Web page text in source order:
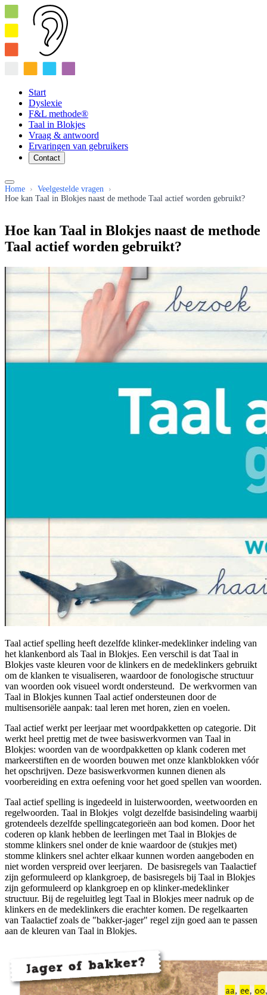
Start
Dyslexie
F&L methode®
Taal in Blokjes
Vraag & antwoord
Ervaringen van gebruikers
Contact
Home › Veelgestelde vragen ›
Hoe kan Taal in Blokjes naast de methode Taal actief worden gebruikt?
Hoe kan Taal in Blokjes naast de methode
Taal actief worden gebruikt?
Taal actief spelling heeft dezelfde klinker-medeklinker indeling van
het klankenbord als Taal in Blokjes. Een verschil is dat Taal in
Blokjes vaste kleuren voor de klinkers en de medeklinkers gebruikt
om de klanken te visualiseren, waardoor de fonologische structuur
van woorden ook visueel wordt ondersteund. De werkvormen van
Taal in Blokjes kunnen Taal actief ondersteunen door de
multisensoriële aanpak: taal leren met horen, zien en voelen.
Taal actief werkt per leerjaar met woordpakketten op categorie. Dit
werkt heel prettig met de twee basiswerkvormen van Taal in
Blokjes: woorden van de woordpakketten op klank coderen met
markeerstiften en de woorden bouwen met onze klankblokken vóór
het opschrijven. Deze basiswerkvormen kunnen dienen als
voorbereiding en extra oefening voor het goed spellen van woorden.
Taal actief spelling is ingedeeld in luisterwoorden, weetwoorden en
regelwoorden. Taal in Blokjes volgt dezelfde basisindeling waarbij
grotendeels dezelfde spellingcategorieën aan bod komen. Door het
coderen op klank hebben de leerlingen met Taal in Blokjes de
stomme klinkers snel onder de knie waardoor de (stukjes met)
stomme klinkers snel achter elkaar kunnen worden aangeboden en
niet worden verspreid over leerjaren. De basisregels van Taalactief
zijn geformuleerd op klankgroep, de basisregels bij Taal in Blokjes
zijn geformuleerd op klankgroep en op klinker-medeklinker
structuur. Bij de regeluitleg legt Taal in Blokjes meer nadruk op de
klinkers en de medeklinkers die erachter komen. De regelkaarten
van Taalactief zoals de "bakker-jager" regel zijn goed aan te passen
aan de kleuren van Taal in Blokjes.